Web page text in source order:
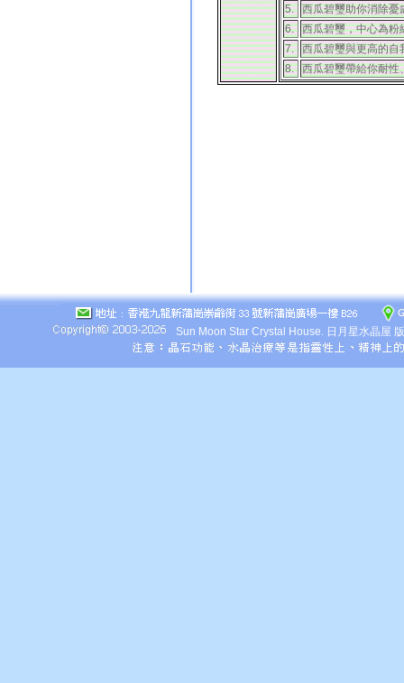
5.
西瓜碧璽助你消除憂
6.
西瓜碧璽，中心為粉
7.
西瓜碧璽與更高的自
8.
西瓜碧璽帶給你耐性
Sun Moon Star Crystal House. 日月星水晶屋